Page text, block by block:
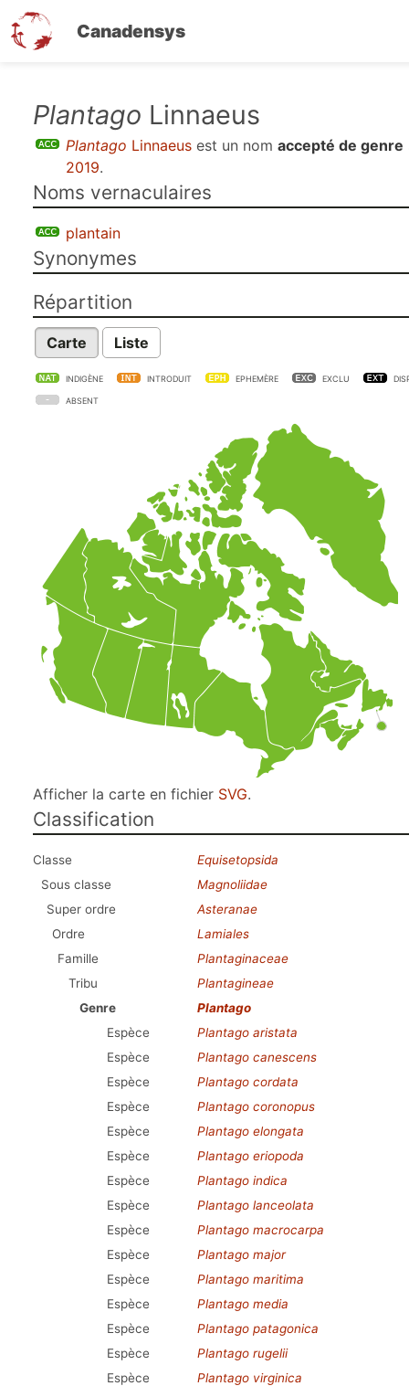
Canadensys
contenu
Plantago Linnaeus
Plantago Linnaeus est un nom accepté de genre
2019.
Noms vernaculaires
plantain
Synonymes
Répartition
Carte Liste
INDIGÈNE INTRODUIT EPHEMÈRE EXCLU
ABSENT
Afficher la carte en fichier SVG.
Classification
Classe
Equisetopsida
Sous classe
Magnoliidae
Super ordre
Asteranae
Ordre
Lamiales
Famille
Plantaginaceae
Tribu
Plantagineae
Genre
Plantago
Espèce
Plantago aristata
Espèce
Plantago canescens
Espèce
Plantago cordata
Espèce
Plantago coronopus
Espèce
Plantago elongata
Espèce
Plantago eriopoda
Espèce
Plantago indica
Espèce
Plantago lanceolata
Espèce
Plantago macrocarpa
Espèce
Plantago major
Espèce
Plantago maritima
Espèce
Plantago media
Espèce
Plantago patagonica
Espèce
Plantago rugelii
Espèce
Plantago virginica